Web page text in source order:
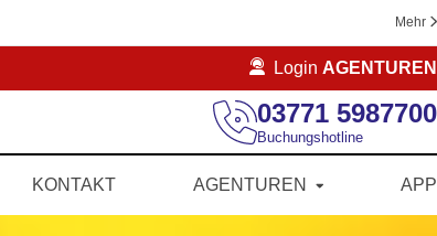
Mehr
Login AGENTUREN
03771 5987700
Buchungshotline
KONTAKT AGENTUREN APP